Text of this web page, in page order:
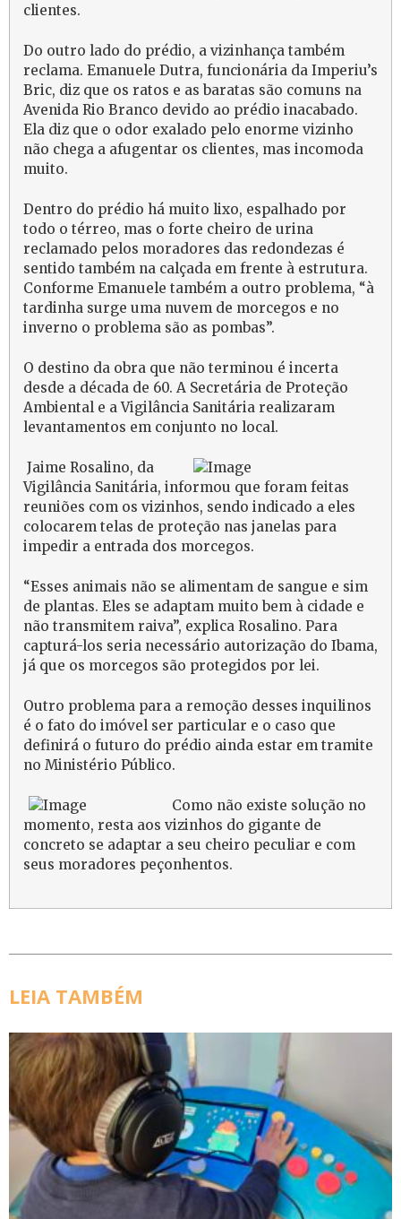
clientes.
Do outro lado do prédio, a vizinhança também
reclama. Emanuele Dutra, funcionária da Imperiu’s
Bric, diz que os ratos e as baratas são comuns na
Avenida Rio Branco devido ao prédio inacabado.
Ela diz que o odor exalado pelo enorme vizinho
não chega a afugentar os clientes, mas incomoda
muito.
Dentro do prédio há muito lixo, espalhado por
todo o térreo, mas o forte cheiro de urina
reclamado pelos moradores das redondezas é
sentido também na calçada em frente à estrutura.
Conforme Emanuele também a outro problema, “à
tardinha surge uma nuvem de morcegos e no
inverno o problema são as pombas”.
O destino da obra que não terminou é incerta
desde a década de 60. A Secretária de Proteção
Ambiental e a Vigilância Sanitária realizaram
levantamentos em conjunto no local.
Jaime Rosalino, da
Vigilância Sanitária, informou que foram feitas
reuniões com os vizinhos, sendo indicado a eles
colocarem telas de proteção nas janelas para
impedir a entrada dos morcegos.
“Esses animais não se alimentam de sangue e sim
de plantas. Eles se adaptam muito bem à cidade e
não transmitem raiva”, explica Rosalino. Para
capturá-los seria necessário autorização do Ibama,
já que os morcegos são protegidos por lei.
Outro problema para a remoção desses inquilinos
é o fato do imóvel ser particular e o caso que
definirá o futuro do prédio ainda estar em tramite
no Ministério Público.
Como não existe solução no
momento, resta aos vizinhos do gigante de
concreto se adaptar a seu cheiro peculiar e com
seus moradores peçonhentos.
LEIA TAMBÉM